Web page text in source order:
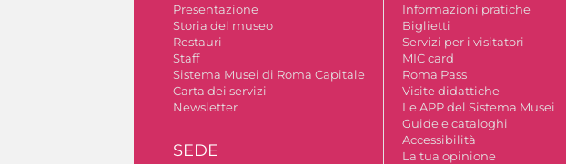
Presentazione
Storia del museo
Restauri
Staff
Sistema Musei di Roma Capitale
Carta dei servizi
Newsletter
SEDE
Informazioni pratiche
Biglietti
Servizi per i visitatori
MIC card
Roma Pass
Visite didattiche
Le APP del Sistema Musei
Guide e cataloghi
Accessibilità
La tua opinione